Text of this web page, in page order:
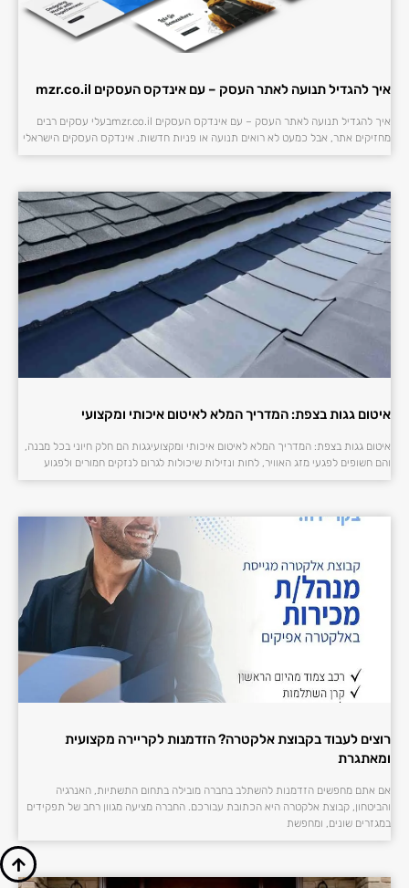
איך להגדיל תנועה לאתר העסק – עם אינדקס העסקים mzr.co.il
איך להגדיל תנועה לאתר העסק – עם אינדקס העסקים mzr.co.ilבעלי עסקים רבים
מחזיקים אתר, אבל כמעט לא רואים תנועה או פניות חדשות. אינדקס העסקים הישראלי
איטום גגות בצפת: המדריך המלא לאיטום איכותי ומקצועי
איטום גגות בצפת: המדריך המלא לאיטום איכותי ומקצועיגגות הם חלק חיוני בכל מבנה,
והם חשופים לפגעי מזג האוויר, לחות ונזילות שיכולות לגרום לנזקים חמורים ולפגוע
רוצים לעבוד בקבוצת אלקטרה? הזדמנות לקריירה מקצועית
ומאתגרת
אם אתם מחפשים הזדמנות להשתלב בחברה מובילה בתחום התשתיות, האנרגיה
והביטחון, קבוצת אלקטרה היא הכתובת עבורכם. החברה מציעה מגוון רחב של תפקידים
במגזרים שונים, ומחפשת